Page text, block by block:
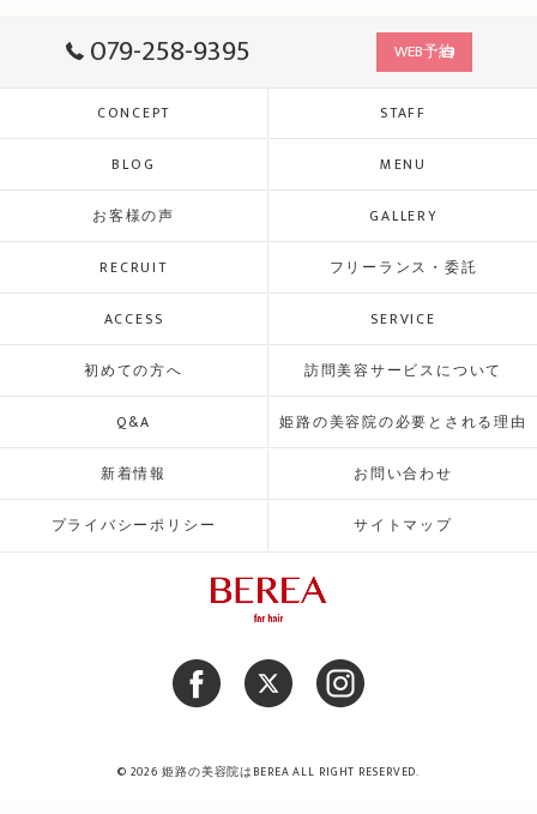
079-258-9395 WEB予約
CONCEPT STAFF
BLOG MENU
お客様の声 GALLERY
RECRUIT フリーランス・委託
ACCESS SERVICE
初めての方へ 訪問美容サービスについて
Q&A 姫路の美容院の必要とされる理由
新着情報 お問い合わせ
プライバシーポリシー サイトマップ
© 2026 姫路の美容院はBEREA ALL RIGHT RESERVED.